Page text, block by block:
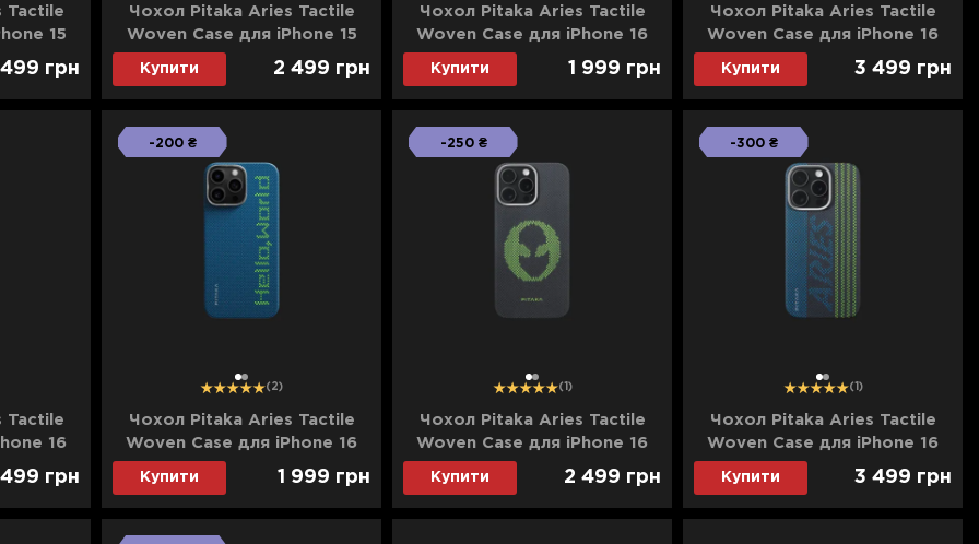
Tactile
15
грн
Чохол Pitaka Aries Tactile
Woven Case для iPhone 15
Pro NoProblemo
Купити 2 499 грн
Чохол Pitaka Aries Tactile
Woven Case для iPhone 16
Pro (Hello World)
Купити 1 999 грн
Чохол Pitaka Aries Tactile
Woven Case для iPhone 16
Pro Alien (Black&Green)
Купити 3 499 грн
Tactile
16
грн
1
-200 ₴
(2)
Чохол Pitaka Aries Tactile
Woven Case для iPhone 16
Pro Max (Hello World)
Купити 1 999 грн
12
-250 ₴
(1)
Чохол Pitaka Aries Tactile
Woven Case для iPhone 16
Pro Max Alien (Black&Green)
Купити 2 499 грн
12
-300 ₴
(1)
Чохол Pitaka Aries Tactile
Woven Case для iPhone 16
Pro Max Credit card
Купити 3 499 грн